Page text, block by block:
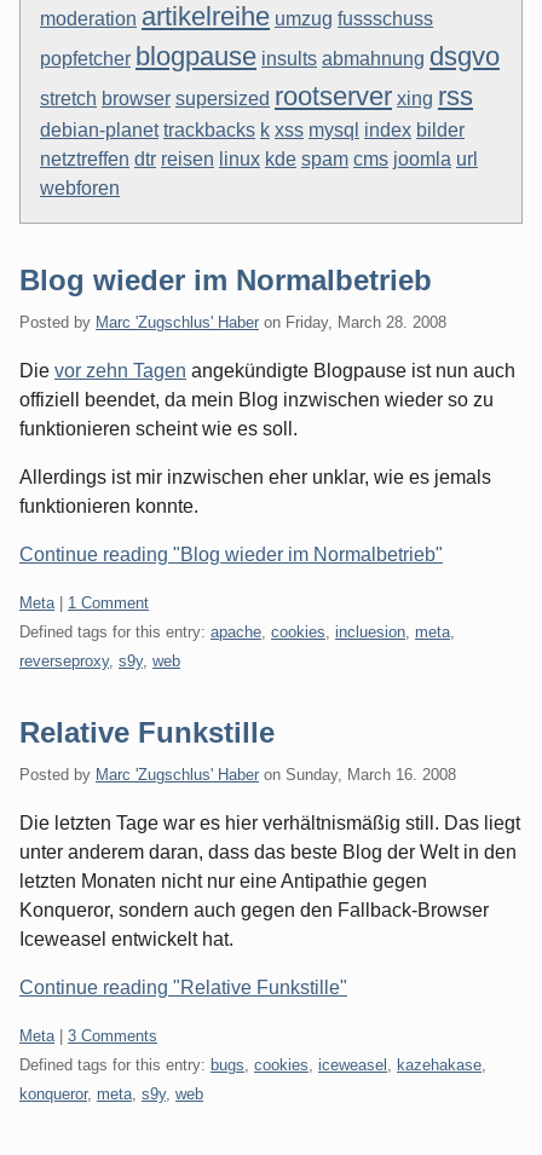
moderation artikelreihe umzug fussschuss
popfetcher blogpause insults abmahnung dsgvo
stretch browser supersized rootserver xing rss
debian-planet trackbacks k xss mysql index bilder
netztreffen dtr reisen linux kde spam cms joomla url
webforen
Blog wieder im Normalbetrieb
Posted by Marc 'Zugschlus' Haber on Friday, March 28. 2008
Die vor zehn Tagen angekündigte Blogpause ist nun auch
offiziell beendet, da mein Blog inzwischen wieder so zu
funktionieren scheint wie es soll.
Allerdings ist mir inzwischen eher unklar, wie es jemals
funktionieren konnte.
Continue reading "Blog wieder im Normalbetrieb"
Categories:
Meta
1 Comment
Defined tags for this entry: apache cookies incluesion meta
reverseproxy, s9y, web
Relative Funkstille
Posted by Marc 'Zugschlus' Haber on Sunday, March 16. 2008
Die letzten Tage war es hier verhältnismäßig still. Das liegt
unter anderem daran, dass das beste Blog der Welt in den
letzten Monaten nicht nur eine Antipathie gegen
Konqueror, sondern auch gegen den Fallback-Browser
Iceweasel entwickelt hat.
Continue reading "Relative Funkstille"
Categories:
Meta
3 Comments
Defined tags for this entry: bugs cookies iceweasel kazehakase
konqueror, meta s9y, web